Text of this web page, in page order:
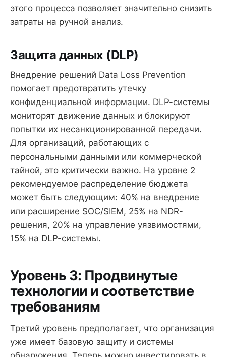
этого процесса позволяет значительно снизить
затраты на ручной анализ.
Защита данных (DLP)
Внедрение решений Data Loss Prevention
помогает предотвратить утечку
конфиденциальной информации. DLP-системы
мониторят движение данных и блокируют
попытки их несанкционированной передачи.
Для организаций, работающих с
персональными данными или коммерческой
тайной, это критически важно. На уровне 2
рекомендуемое распределение бюджета
может быть следующим: 40% на внедрение
или расширение SOC/SIEM, 25% на NDR-
решения, 20% на управление уязвимостями,
15% на DLP-системы.
Уровень 3: Продвинутые
технологии и соответствие
требованиям
Третий уровень предполагает, что организация
уже имеет базовую защиту и системы